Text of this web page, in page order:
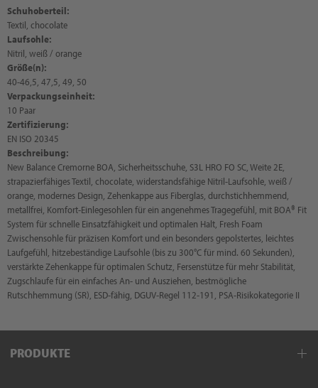
Schuhoberteil:
Textil, chocolate
Laufsohle:
Nitril, weiß / orange
Größe(n):
40-46,5, 47,5, 49, 50
Verpackungseinheit:
10 Paar
Zertifizierung:
EN ISO 20345
Beschreibung:
New Balance Cremorne BOA, Sicherheitsschuhe, S3L HRO FO SC, Weite 2E,
strapazierfähiges Textil, chocolate, widerstandsfähige Nitril-Laufsohle, weiß /
orange, modernes Design, Zehenkappe aus Fiberglas, durchstichhemmend,
metallfrei, Komfort-Einlegesohlen für ein angenehmes Tragegefühl, mit BOA® Fit
System für schnelle Einsatzfähigkeit und optimalen Halt, Fresh Foam
Zwischensohle für präzisen Komfort und ein besonders gepolstertes, leichtes
Laufgefühl, hitzebeständige Laufsohle (bis zu 300°C für mind. 60 Sekunden),
verstärkte Zehenkappe für optimalen Schutz, Fersenstütze für mehr Stabilität,
Zugschlaufe für ein einfaches An- und Ausziehen, bestmögliche
Rutschhemmung (SR), ESD-fähig, DGUV-Regel 112-191, PSA-Risikokategorie II
PRODUKTE